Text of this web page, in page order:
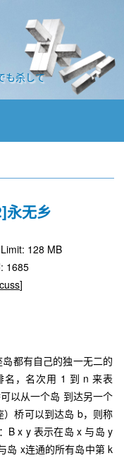
も杀して
永无乡
128 MB
1685
]
都有自己的独一无二的
，名次用 1 到 n 来表
以从一个岛 到达另一个
桥可以到达岛 b，则称
B x y 表示在岛 x 与岛 y
岛 x连通的所有岛中第 k